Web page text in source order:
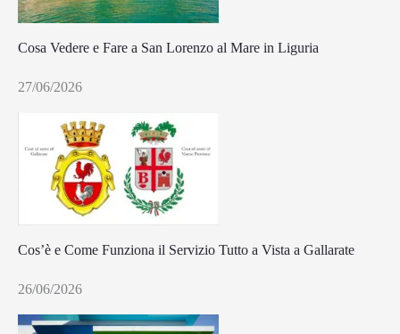
Cosa Vedere e Fare a San Lorenzo al Mare in Liguria
27/06/2026
Cos’è e Come Funziona il Servizio Tutto a Vista a Gallarate
26/06/2026